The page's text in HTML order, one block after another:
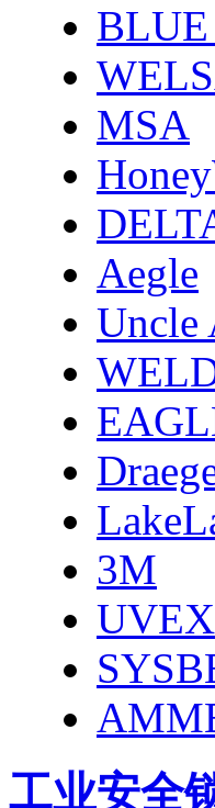
MSA
Aegle
Uncle
3M
UVEX
工业安全